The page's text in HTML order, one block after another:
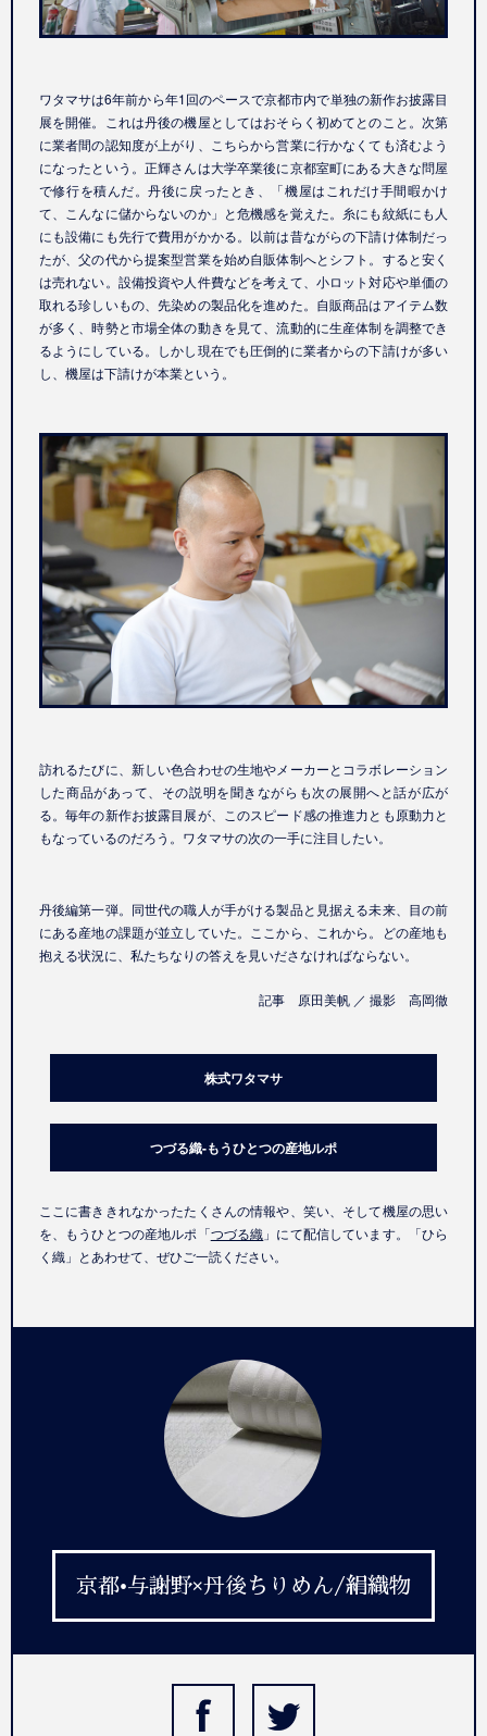
ワタマサは6年前から年1回のペースで京都市内で単独の新作お披露目
展を開催。これは丹後の機屋としてはおそらく初めてとのこと。次第
に業者間の認知度が上がり、こちらから営業に行かなくても済むよう
になったという。正輝さんは大学卒業後に京都室町にある大きな問屋
で修行を積んだ。丹後に戻ったとき、「機屋はこれだけ手間暇かけ
て、こんなに儲からないのか」と危機感を覚えた。糸にも紋紙にも人
にも設備にも先行で費用がかかる。以前は昔ながらの下請け体制だっ
たが、父の代から提案型営業を始め自販体制へとシフト。すると安く
は売れない。設備投資や人件費などを考えて、小ロット対応や単価の
取れる珍しいもの、先染めの製品化を進めた。自販商品はアイテム数
が多く、時勢と市場全体の動きを見て、流動的に生産体制を調整でき
るようにしている。しかし現在でも圧倒的に業者からの下請けが多い
し、機屋は下請けが本業という。
訪れるたびに、新しい色合わせの生地やメーカーとコラボレーション
した商品があって、その説明を聞きながらも次の展開へと話が広が
る。毎年の新作お披露目展が、このスピード感の推進力とも原動力と
もなっているのだろう。ワタマサの次の一手に注目したい。
丹後編第一弾。同世代の職人が手がける製品と見据える未来、目の前
にある産地の課題が並立していた。ここから、これから。どの産地も
抱える状況に、私たちなりの答えを見いださなければならない。
記事 原田美帆 ／ 撮影 高岡徹
株式ワタマサ
つづる織-もうひとつの産地ルポ
ここに書ききれなかったたくさんの情報や、笑い、そして機屋の思い
を、もうひとつの産地ルポ「つづる織 」にて配信しています。「ひら
く織」とあわせて、ぜひご一読ください。
京都•与謝野×丹後ちりめん/絹織物